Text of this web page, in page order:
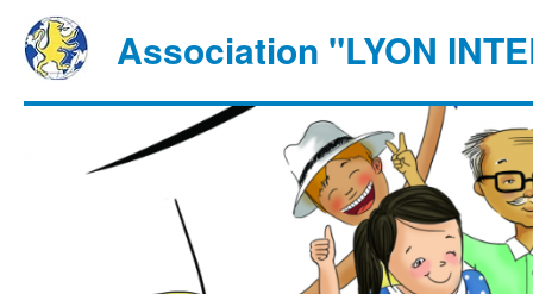
Association "LYON